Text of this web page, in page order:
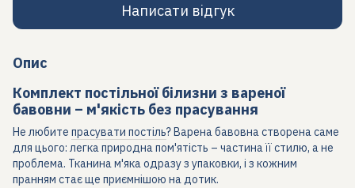
Написати відгук
Опис
Комплект постільної білизни з вареної
бавовни – м'якість без прасування
Не любите прасувати постіль? Варена бавовна створена саме
для цього: легка природна пом'ятість – частина її стилю, а не
проблема. Тканина м'яка одразу з упаковки, і з кожним
пранням стає ще приємнішою на дотик.